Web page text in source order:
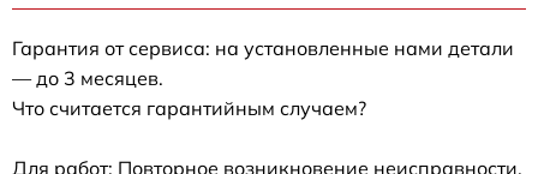
Гарантия от сервиса: на установленные нами детали
— до 3 месяцев.
Что считается гарантийным случаем?
Для работ: Повторное возникновение неисправности,